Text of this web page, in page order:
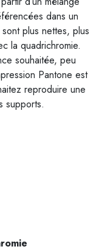
dans un
plus nettes, plus
la quadrichromie.
souhaitée, peu
Pantone est
reproduire une
supports.